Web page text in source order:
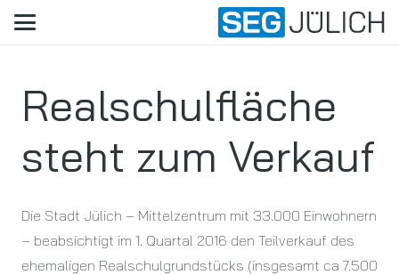
Realschulfläche
steht zum Verkauf
Die Stadt Jülich – Mittelzentrum mit 33.000 Einwohnern
– beabsichtigt im 1. Quartal 2016 den Teilverkauf des
ehemaligen Realschulgrundstücks (insgesamt ca 7.500